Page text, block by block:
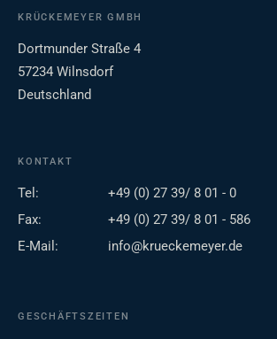
KRÜCKEMEYER GMBH
Dortmunder Straße 4
57234 Wilnsdorf
Deutschland
KONTAKT
Tel:
+49 (0) 27 39/ 8 01 - 0
Fax:
+49 (0) 27 39/ 8 01 - 586
E-Mail:
info@krueckemeyer.de
GESCHÄFTSZEITEN